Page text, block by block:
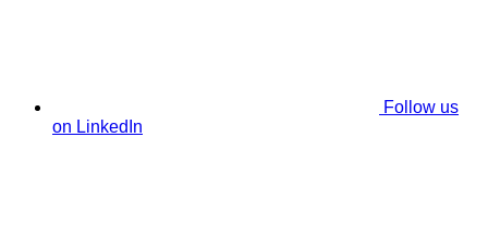
Follow us
on LinkedIn